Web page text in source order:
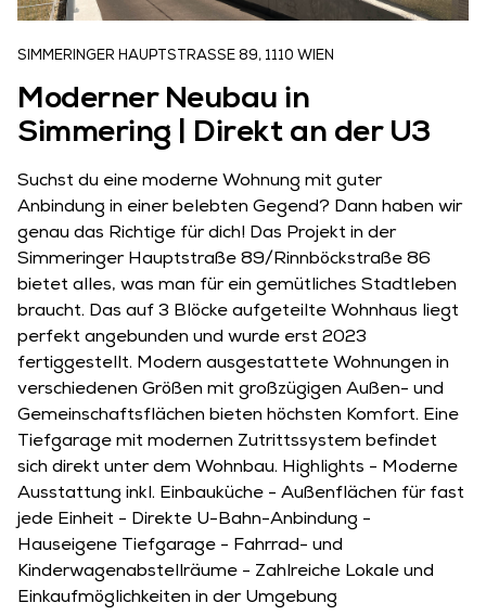
SIMMERINGER HAUPTSTRASSE 89, 1110 WIEN
Moderner Neubau in
Simmering | Direkt an der U3
Suchst du eine moderne Wohnung mit guter
Anbindung in einer belebten Gegend? Dann haben wir
genau das Richtige für dich! Das Projekt in der
Simmeringer Hauptstraße 89/Rinnböckstraße 86
bietet alles, was man für ein gemütliches Stadtleben
braucht. Das auf 3 Blöcke aufgeteilte Wohnhaus liegt
perfekt angebunden und wurde erst 2023
fertiggestellt. Modern ausgestattete Wohnungen in
verschiedenen Größen mit großzügigen Außen- und
Gemeinschaftsflächen bieten höchsten Komfort. Eine
Tiefgarage mit modernen Zutrittssystem befindet
sich direkt unter dem Wohnbau. Highlights - Moderne
Ausstattung inkl. Einbauküche - Außenflächen für fast
jede Einheit - Direkte U-Bahn-Anbindung -
Hauseigene Tiefgarage - Fahrrad- und
Kinderwagenabstellräume - Zahlreiche Lokale und
Einkaufmöglichkeiten in der Umgebung
Drei, Zwei, Einziehen.
Folge eugen! auf Social Media:
Impressum
Datenschutzerklärung
Cookieerklärung
Der smarte Maklerservice von OTTO Immobilien